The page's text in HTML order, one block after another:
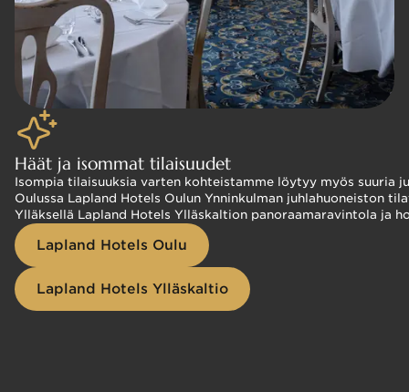
Häät ja isommat tilaisuudet
Isompia tilaisuuksia varten kohteistamme löytyy myös
Oulussa Lapland Hotels Oulun Ynninkulman
Ylläksellä Lapland Hotels Ylläskaltion panoraamaravintola ja
Lapland Hotels Oulu
Lapland Hotels Ylläskaltio